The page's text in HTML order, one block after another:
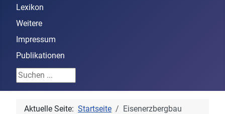
Lexikon
Weitere
Impressum
Publikationen
Suchen ...
Aktuelle Seite: Startseite Eisenerzbergbau